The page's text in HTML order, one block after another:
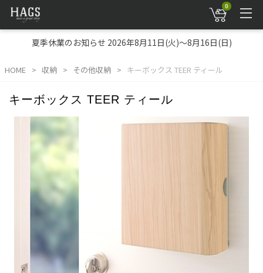
0
夏季休業のお知らせ 2026年8月11日(火)～8月16日(日)
HOME 収納 その他収納 キーボックス TEER ティール
キーボックス TEER ティール